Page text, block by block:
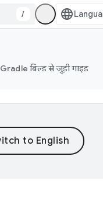
/
Gradle बिल्ड से जुड़ी गाइड